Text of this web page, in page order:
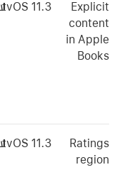
Explicit
content
in Apple
Books
tvOS 11.3لا
Ratings
region
tvOS 11.3لا